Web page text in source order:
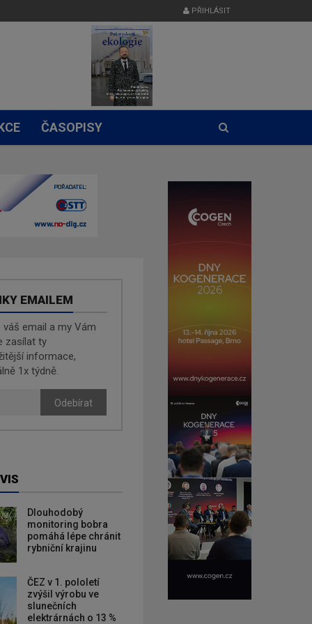
PŘIHLÁSIT
ČASOPISY
EMAILEM
váš email a my Vám
zasílat ty
informace,
1x týdně.
Odebírat
Dlouhodobý
monitoring bobra
pomáhá lépe chránit
rybniční krajinu
ČEZ v 1. pololetí
zvýšil výrobu ve
slunečních
elektrárnách o 13 %